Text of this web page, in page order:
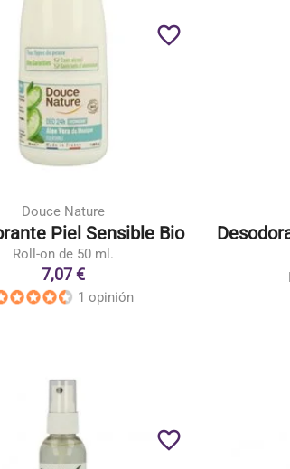
Douce Nature
Piel Sensible Bio
Roll-on de 50 ml.
7,07 €
1 opinión
favorite_border
favorite_border